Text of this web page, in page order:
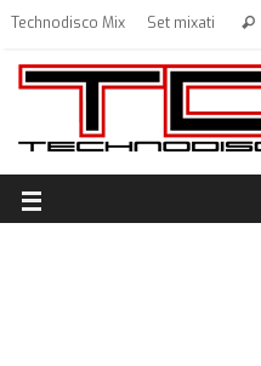
Technodisco Mix Set mixati